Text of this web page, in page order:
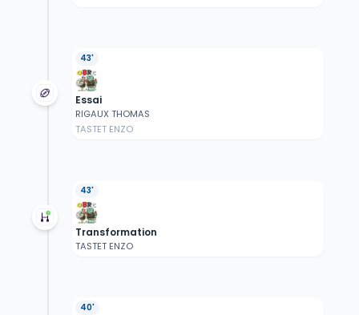
43'
Essai
RIGAUX THOMAS
TASTET ENZO
43'
Transformation
TASTET ENZO
40'